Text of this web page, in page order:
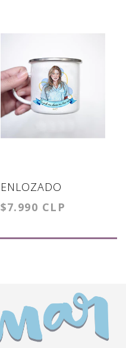
ENLOZADO
MEREDITH PICK
$7.990 CLP